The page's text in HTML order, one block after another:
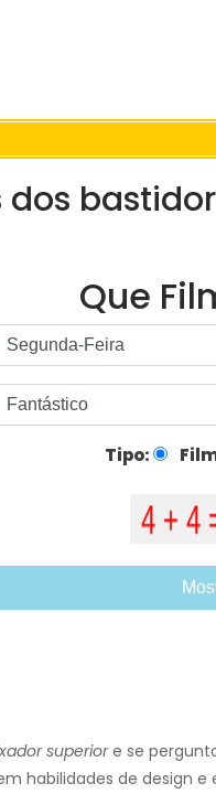
Que
Tipo:
superiore se
habilidades de design